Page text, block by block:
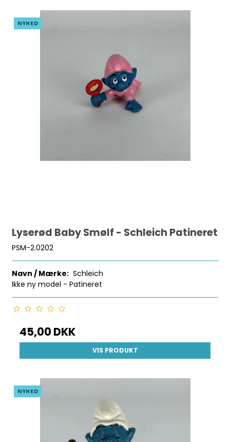
NYHED
Lyserød Baby Smølf - Schleich Patineret
PSM-2.0202
Navn / Mærke: Schleich
Ikke ny model - Patineret
45,00 DKK
VIS PRODUKT
NYHED